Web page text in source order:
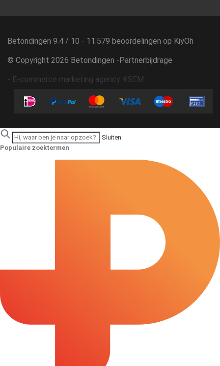
Betondingen 9.4 / 10 - 11.579 beoordelingen op KiyOh
© Copyright 2026 Betondingen - Partnerbijdrage
- E-commerce marketing agency #SEM
Sluiten
Populaire zoektermen